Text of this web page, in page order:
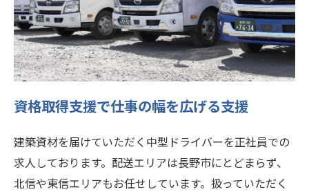
資格取得支援で仕事の幅を広げる支援
建築資材を届けていただく中型ドライバーを正社員での
求人しております。配送エリアは長野市にとどまらず、
北信や東信エリアもお任せしています。扱っていただく